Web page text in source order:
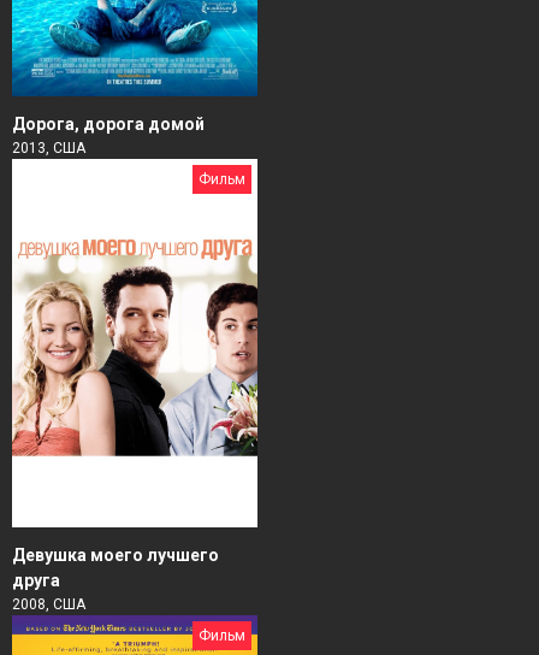
Дорога, дорога домой
2013, США
Фильм
Девушка моего лучшего
друга
2008, США
Фильм